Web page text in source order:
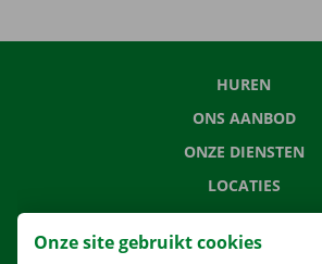
HUREN
ONS AANBOD
ONZE DIENSTEN
LOCATIES
APP
VERHUISOPLOSSINGEN
Onze site gebruikt cookies